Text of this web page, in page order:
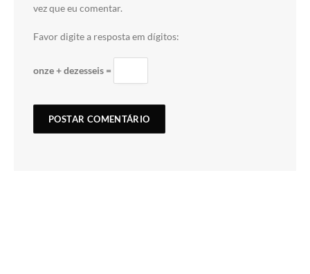
vez que eu comentar.
Favor digite a resposta em dígitos:
onze + dezesseis =